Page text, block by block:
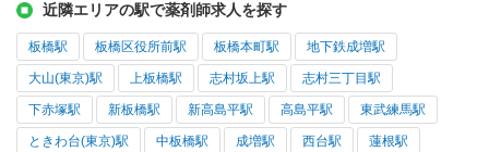
近隣エリアの駅で薬剤師求人を探す
板橋駅 板橋区役所前駅 板橋本町駅 地下鉄成増駅
大山(東京)駅 上板橋駅 志村坂上駅 志村三丁目駅
下赤塚駅 新板橋駅 新高島平駅 高島平駅 東武練馬駅
ときわ台(東京)駅 中板橋駅 成増駅 西台駅 蓮根駅